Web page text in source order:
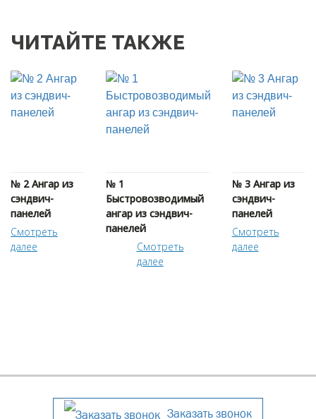
ЧИТАЙТЕ ТАКЖЕ
№ 2 Ангар из
сэндвич-
панелей
Cмотреть
далее
№ 1
Быстровозводимый
ангар из сэндвич-
панелей
Cмотреть
далее
№ 3 Ангар из
сэндвич-
панелей
Cмотреть
далее
Заказать звонок